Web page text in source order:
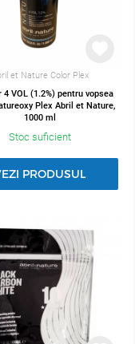
et Nature Color Plex
4 VOL (1.2%) pentru vopsea
Plex Abril et Nature,
1000 ml
Stoc suficient
PRODUSUL